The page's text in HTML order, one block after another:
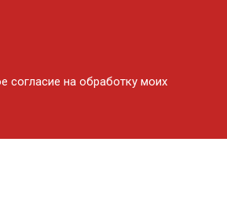
согласие на обработку моих